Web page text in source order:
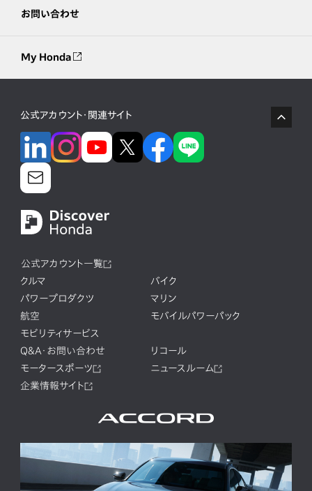
お問い合わせ
My Honda
公式アカウント・関連サイト
公式アカウント一覧
クルマ
バイク
パワープロダクツ
マリン
航空
モバイルパワーパック
モビリティサービス
Q&A・お問い合わせ
リコール
モータースポーツ
ニュースルーム
企業情報サイト